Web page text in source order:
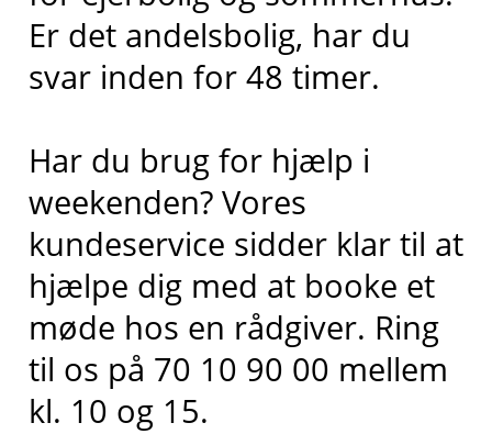
Er det andelsbolig, har du
svar inden for 48 timer.
Har du brug for hjælp i
weekenden? Vores
kundeservice sidder klar til at
hjælpe dig med at booke et
møde hos en rådgiver. Ring
til os på 70 10 90 00 mellem
kl. 10 og 15.